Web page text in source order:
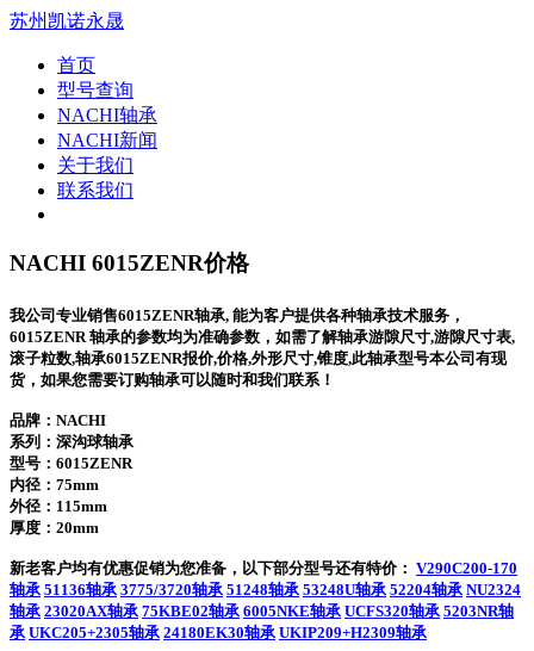
苏州凯诺永晟
首页
型号查询
NACHI轴承
NACHI新闻
关于我们
联系我们
NACHI 6015ZENR价格
我公司专业销售6015ZENR轴承, 能为客户提供各种轴承技术服务，
6015ZENR 轴承的参数均为准确参数，如需了解轴承游隙尺寸,游隙尺寸表,
滚子粒数,轴承6015ZENR报价,价格,外形尺寸,锥度,此轴承型号本公司有现
货，如果您需要订购轴承可以随时和我们联系！
品牌：NACHI
系列：深沟球轴承
型号： 6015ZENR
内径：75mm
外径：115mm
厚度：20mm
新老客户均有优惠促销为您准备，以下部分型号还有特价： V290C200-170
轴承 51136轴承 3775/3720轴承 51248轴承 53248U轴承 52204轴承 NU2324
轴承 23020AX轴承 75KBE02轴承 6005NKE轴承 UCFS320轴承 5203NR轴
承 UKC205+2305轴承 24180EK30轴承 UKIP209+H2309轴承